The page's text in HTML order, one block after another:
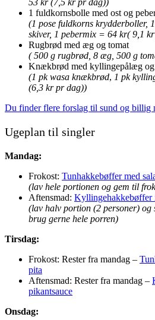
53 kr (7,5 kr pr dag))
1 fuldkornsbolle med ost og
(1 pose fuldkorns krydderboller,
skiver, 1 pebermix = 64 kr( 9,1
Rugbrød med æg og tomat
( 500 g rugbrød, 8 æg, 500 g
Knækbrød med kyllingepålæg
(1 pk wasa knækbrød, 1 pk
(6,3 kr pr dag))
Du finder flere forslag til sund og billig
Ugeplan til singler
Mandag:
Frokost: Tunhakkebøffer med
(lav hele portionen og gem til
Aftensmad: Kyllingehakkebøffer
(lav halv portion (2 personer) og
brug gerne hele porren)
Tirsdag:
Frokost: Rester fra mandag –
pita
Aftensmad: Rester fra mandag –
pikantsauce
Onsdag: